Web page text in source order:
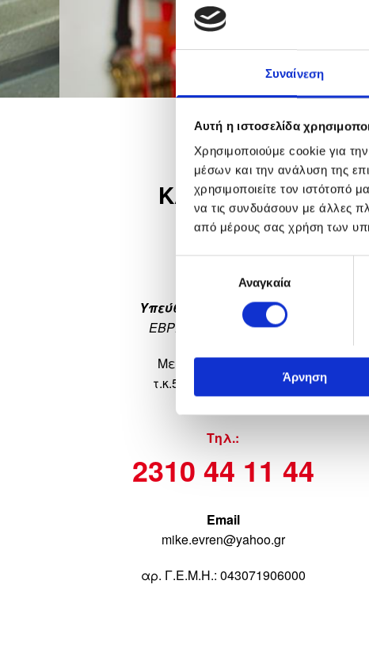
Συναίνεση
Αυτή η ιστοσελίδα
Χρησιμοποιούμε cookie για
μέσων και την ανάλυση της
χρησιμοποιείτε τον ιστότοπό
να τις συνδυάσουν με άλλες
από μέρους σας χρήση των
συγκατάθεσηςΑναγκαία
Άρνηση
ΚΛΕΙΔΑΡΑΣ
441144
Κλειδαράς
Υπεύθυνος επικοινωνίας
ΕΒΡΕΝΟΓΛΟΥ ΜΙΧΑΛΗΣ
Μεταμορφώσεως 13,
τ.κ.55 132, Καλαμαριά
Τηλ.:
2310 44 11 44
Email
mike.evren@yahoo.gr
αρ. Γ.Ε.Μ.Η.: 043071906000